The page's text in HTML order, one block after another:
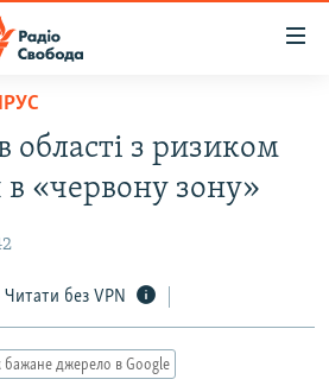
РОКІВ
області з ризиком
«червону зону»
Читати без VPN
джерело в Google